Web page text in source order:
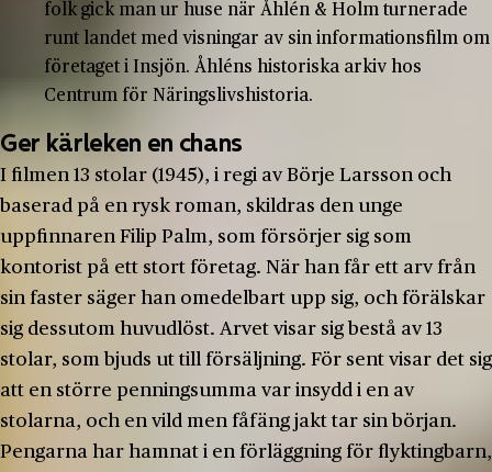
folk gick man ur huse när Åhlén & Holm turnerade
runt landet med visningar av sin informationsfilm om
företaget i Insjön. Åhléns historiska arkiv hos
Centrum för Näringslivshistoria.
Ger kärleken en chans
I filmen 13 stolar (1945), i regi av Börje Larsson och
baserad på en rysk roman, skildras den unge
uppfinnaren Filip Palm, som försörjer sig som
kontorist på ett stort företag. När han får ett arv från
sin faster säger han omedelbart upp sig, och förälskar
sig dessutom huvudlöst. Arvet visar sig bestå av 13
stolar, som bjuds ut till försäljning. För sent visar det sig
att en större penningsumma var insydd i en av
stolarna, och en vild men fåfäng jakt tar sin början.
Pengarna har hamnat i en förläggning för flyktingbarn,